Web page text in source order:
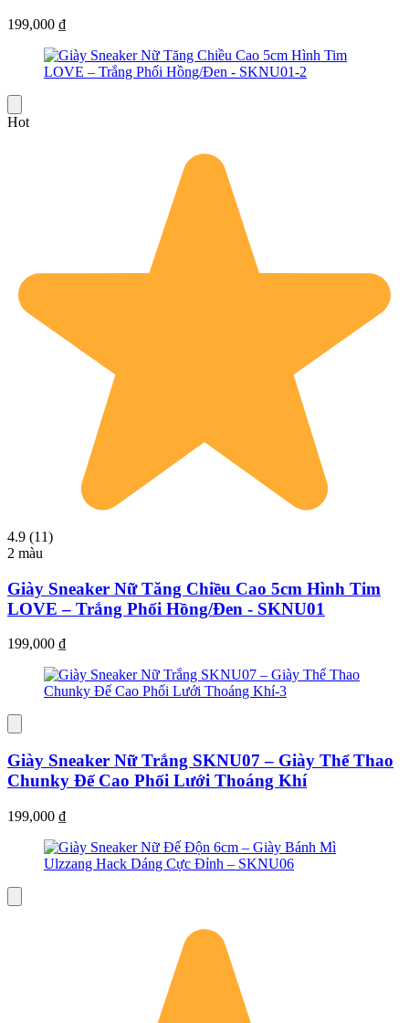
199,000 ₫
Hot
4.9 (11)
2 màu
Giày Sneaker Nữ Tăng Chiều Cao 5cm Hình Tim
LOVE – Trắng Phối Hồng/Đen - SKNU01
199,000 ₫
Giày Sneaker Nữ Trắng SKNU07 – Giày Thể Thao
Chunky Đế Cao Phối Lưới Thoáng Khí
199,000 ₫